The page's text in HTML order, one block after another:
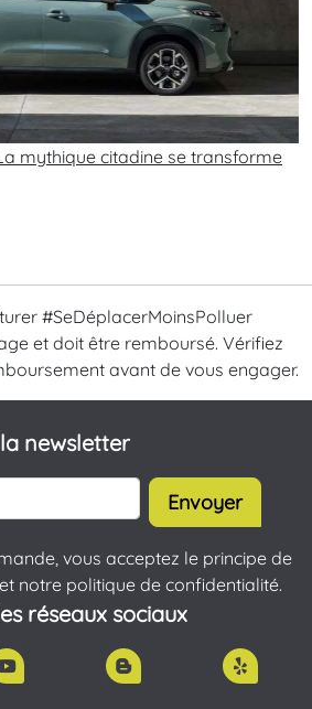
mythique citadine se transforme
#SeDéplacerMoinsPolluer
et doit être remboursé. Vérifiez
avant de vous engager.
newsletter
Envoyer
vous acceptez le principe de
notre politique de confidentialité.
réseaux sociaux